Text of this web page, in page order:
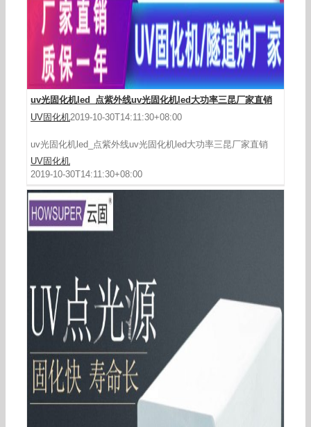
uv光固化机led_点紫外线uv光固化机led大功率三昆厂家直销
UV固化机2019-10-30T14:11:30+08:00
uv光固化机led_点紫外线uv光固化机led大功率三昆厂家直销
UV固化机
2019-10-30T14:11:30+08:00